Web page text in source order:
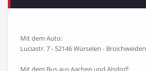
Mit dem Auto:
Luciastr. 7 - 52146 Würselen - Broichweiden
Mit dem Bus aus Aachen und Alsdorf: